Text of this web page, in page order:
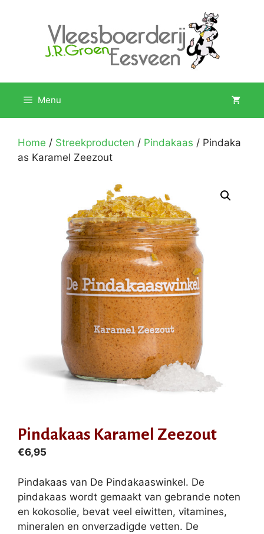
Menu
Home / Streekproducten / Pindakaas / Pindaka
as Karamel Zeezout
Pindakaas Karamel Zeezout
€6,95
Pindakaas van De Pindakaaswinkel. De
pindakaas wordt gemaakt van gebrande noten
en kokosolie, bevat veel eiwitten, vitamines,
mineralen en onverzadigde vetten. De